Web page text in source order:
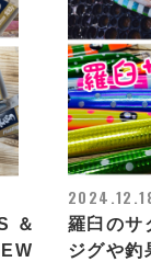
＆
羅臼のサ
ジグや釣